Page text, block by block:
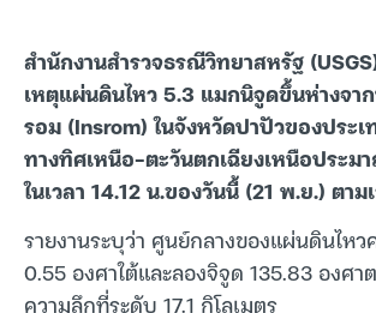
สำนักงานสำรวจธรณีวิทยาสหรัฐ
เหตุแผ่นดินไหว 5.3 แมกนิจูดขึ้นห่างจา
รอม (Insrom) ในจังหวัดปาปัวของประเ
ทางทิศเหนือ-ตะวันตกเฉียงเหนือประม
ในเวลา 14.12 น.ของวันนี้ (21 พ.ย.) ตาม
รายงานระบุว่า ศูนย์กลางของแผ่นดินไห
0.55 องศาใต้และลองจิจูด 135.83 องศา
ความลึกที่ระดับ 17.1 กิโลเมตร